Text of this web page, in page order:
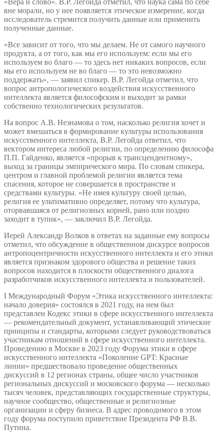
вне морали, но у нее появляется этическое измерение, когда
исследователь стремится получить данные или применить
полученные данные.
«Все зависит от того, что мы делаем. Не от самого научного
продукта, а от того, как мы его используем: если мы его
используем во благо — то здесь нет никаких вопросов, если
мы его используем не во благо — то это невозможно
поддержать», — заявил спикер. В.Р. Легойда отметил, что
вопрос антропологического воздействия искусственного
интеллекта является философским и выходит за рамки
собственно технологических результатов.
На вопрос А.В. Незнамова о том, насколько религия хочет и
может вмешаться в формирование культуры использования
искусственного интеллекта, В.Р. Легойда ответил, что
вектором интереса любой религии, по определению философа
П.П. Гайденко, является «прорыв к трансцендентному»,
выход за границы эмпирического мира. По словам спикера,
центром и главной проблемой религии является тема
спасения, которое не совершается в пространстве и
средствами культуры. «Не имея культуру своей целью,
религия ее ультимативно определяет, потому что культура,
оторвавшаяся от религиозных корней, рано или поздно
заходит в тупик», — заключил В.Р. Легойда.
Иерей Александр Волков в ответах на заданные ему вопросы
отметил, что обсуждение в общественном дискурсе вопросов
антропоцентричности искусственного интеллекта и его этики
является признаком здорового общества и решение таких
вопросов находится в плоскости общественного диалога
разработчиков искусственного интеллекта и пользователей.
I Международный Форум «Этика искусственного интеллекта:
начало доверия» состоялся в 2021 году, на нем был
представлен Кодекс этики в сфере искусственного интеллекта
— рекомендательный документ, устанавливающий этические
принципы и стандарты, которыми следует руководствоваться
участникам отношений в сфере искусственного интеллекта.
Проведению в Москве в 2023 году Форума этики в сфере
искусственного интеллекта «Поколение GPT: Красные
линии» предшествовало проведение общественных
дискуссий в 12 регионах страны, общее число участников
региональных дискуссий и московского форума — несколько
тысяч человек, представляющих государственные структуры,
научное сообщество, общественные и религиозные
организации и сферу бизнеса. В адрес проводимого в этом
году форума поступило приветствие Президента РФ В.В.
Путина.